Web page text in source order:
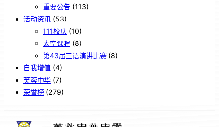
重要公告 (113)
活动资讯 (53)
111校庆 (10)
太空课程 (8)
第43届三语演讲比赛 (8)
自我增值 (4)
芙蓉中华 (7)
荣誉榜 (279)